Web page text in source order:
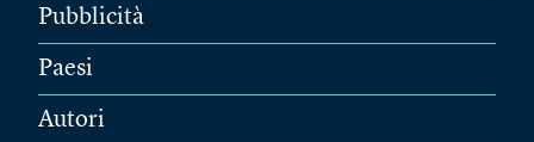
Pubblicità
Paesi
Autori